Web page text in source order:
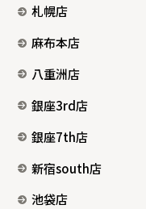
札幌店
麻布本店
八重洲店
銀座3rd店
銀座7th店
新宿south店
池袋店